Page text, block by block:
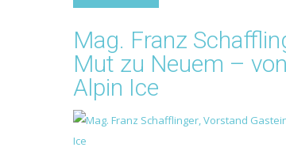
Mag. Franz
Mut zu Neuem –
Alpin Ice